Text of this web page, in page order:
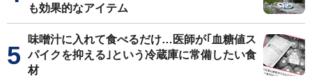
も効果的なアイテム
味噌汁に入れて食べるだけ…医師が｢血糖値ス
パイクを抑える｣という冷蔵庫に常備したい食
材